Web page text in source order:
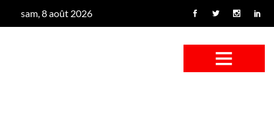
sam, 8 août 2026